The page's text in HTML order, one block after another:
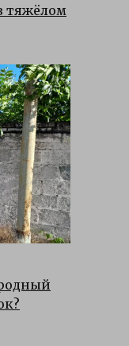
тяжёлом